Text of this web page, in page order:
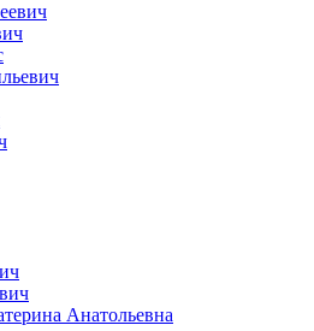
Анатольевна